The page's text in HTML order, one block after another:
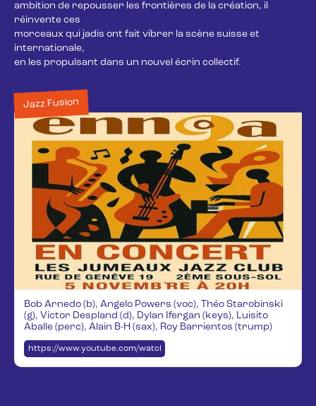
ambition de repousser les frontières de la création, il
réinvente ces
morceaux qui jadis ont fait vibrer la scène suisse et
internationale,
en les propulsant dans un nouvel écrin collectif.
Jazz Fusion
Bob Arnedo (b), Angelo Powers (voc), Théo Starobinski
(g), Victor Despland (d), Dylan Ifergan (keys), Luisito
Aballe (perc), Alain B-H (sax), Roy Barrientos (trump)
https://www.youtube.com/watch?v=05NxwU3W7X4